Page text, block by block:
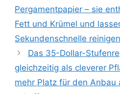
Pergamentpapier – sie
Fett und Krümel und
Sekundenschnelle reinigen
Das 35-Dollar-
gleichzeitig als cleverer
mehr Platz für den Anbau